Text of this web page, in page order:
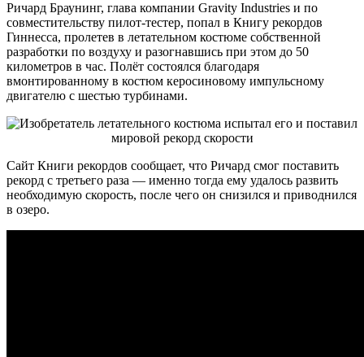
Ричард Браунинг, глава компании Gravity Industries и по
совместительству пилот-тестер, попал в Книгу рекордов
Гиннесса, пролетев в летательном костюме собственной
разработки по воздуху и разогнавшись при этом до 50
километров в час. Полёт состоялся благодаря
вмонтированному в костюм керосиновому импульсному
двигателю с шестью турбинами.
Сайт Книги рекордов сообщает, что Ричард смог поставить
рекорд с третьего раза — именно тогда ему удалось развить
необходимую скорость, после чего он снизился и приводнился
в озеро.